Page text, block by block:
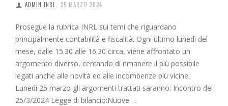
ADMIN INRL 25 MARZO 2024
Prosegue la rubrica INRL sui temi che riguardano
principalmente contabilità e fiscalità. Ogni ultimo lunedì del
mese, dalle 15.30 alle 16.30 circa, viene affrontato un
argomento diverso, cercando di rimanere il più possibile
legati anche alle novità ed alle incombenze più vicine.
Lunedì 25 marzo gli argomenti trattati saranno: Incontro del
25/3/2024 Legge di bilancio:Nuove …